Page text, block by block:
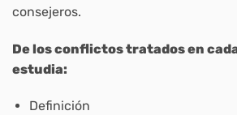
consejeros.
De los conflictos tratados en
estudia:
Definición